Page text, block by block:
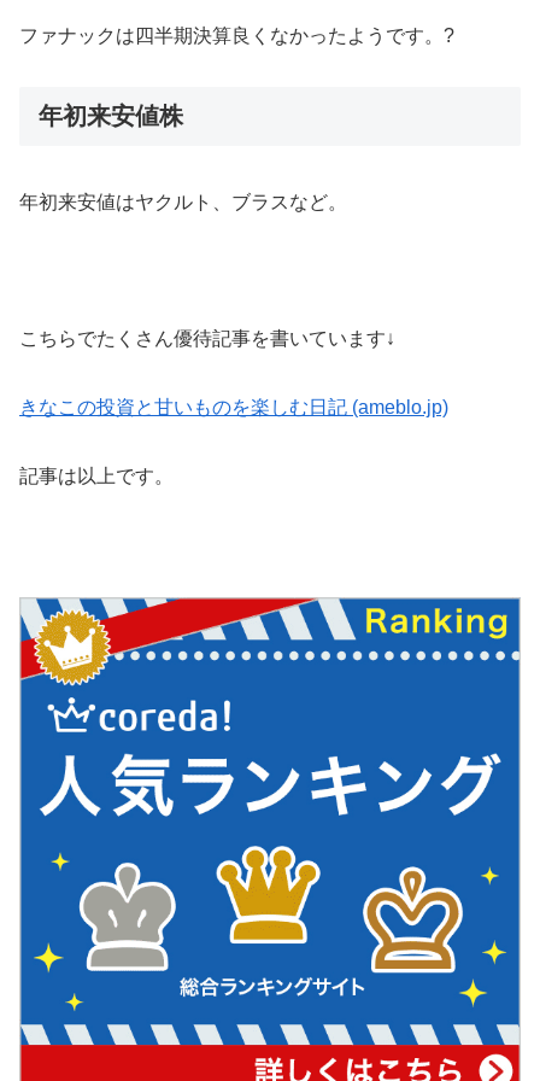
ファナックは四半期決算良くなかったようです。?
年初来安値株
年初来安値はヤクルト、ブラスなど。
こちらでたくさん優待記事を書いています↓
きなこの投資と甘いものを楽しむ日記 (ameblo.jp)
記事は以上です。